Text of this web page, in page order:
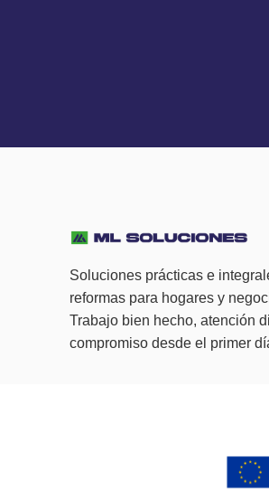
Soluciones prácticas e
reformas para hogares y
Trabajo bien hecho, atención
compromiso desde el primer